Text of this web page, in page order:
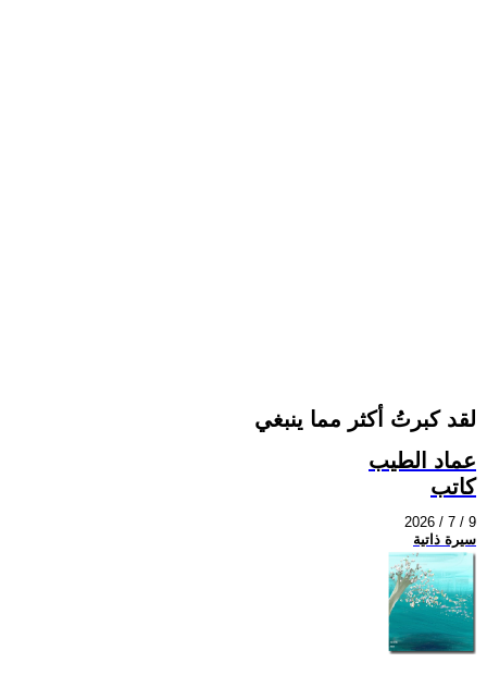
لقد كبرتُ أكثر مما ينبغي
عماد الطيب
كاتب
2026 / 7 / 9
سيرة ذاتية